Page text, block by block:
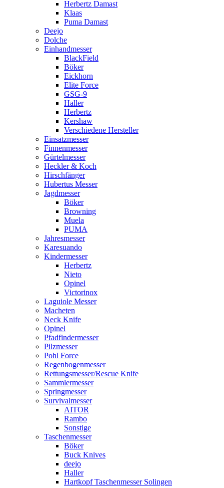
Herbertz Damast
Klaas
Puma Damast
Deejo
Dolche
Einhandmesser
BlackField
Böker
Eickhorn
Elite Force
GSG-9
Haller
Herbertz
Kershaw
Verschiedene Hersteller
Einsatzmesser
Finnenmesser
Gürtelmesser
Heckler & Koch
Hirschfänger
Hubertus Messer
Jagdmesser
Böker
Browning
Muela
PUMA
Jahresmesser
Karesuando
Kindermesser
Herbertz
Nieto
Opinel
Victorinox
Laguiole Messer
Macheten
Neck Knife
Opinel
Pfadfindermesser
Pilzmesser
Pohl Force
Regenbogenmesser
Rettungsmesser/Rescue Knife
Sammlermesser
Springmesser
Survivalmesser
AITOR
Rambo
Sonstige
Taschenmesser
Böker
Buck Knives
deejo
Haller
Hartkopf Taschenmesser Solingen